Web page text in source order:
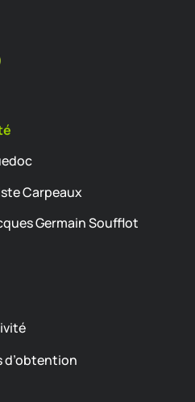
Carpeaux
Germain Soufflot
d’obtention